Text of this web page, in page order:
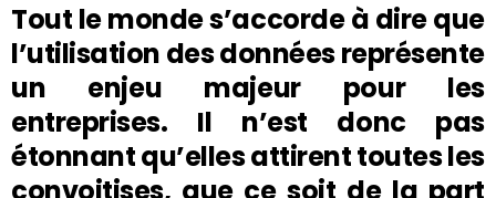
Tout le monde s’accorde à dire que
l’utilisation des données représente
un enjeu majeur pour les
entreprises. Il n’est donc pas
étonnant qu’elles attirent toutes les